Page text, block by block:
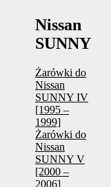
Nissan
SUNNY
Żarówki do
Nissan
SUNNY IV
[1995 –
1999]
Żarówki do
Nissan
SUNNY V
[2000 –
2006]